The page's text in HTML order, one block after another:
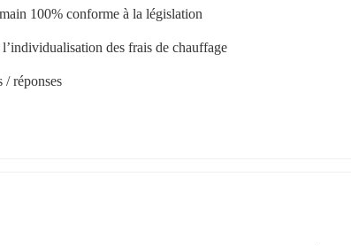
100% conforme à la législation
l’individualisation des frais de chauffage
/ réponses